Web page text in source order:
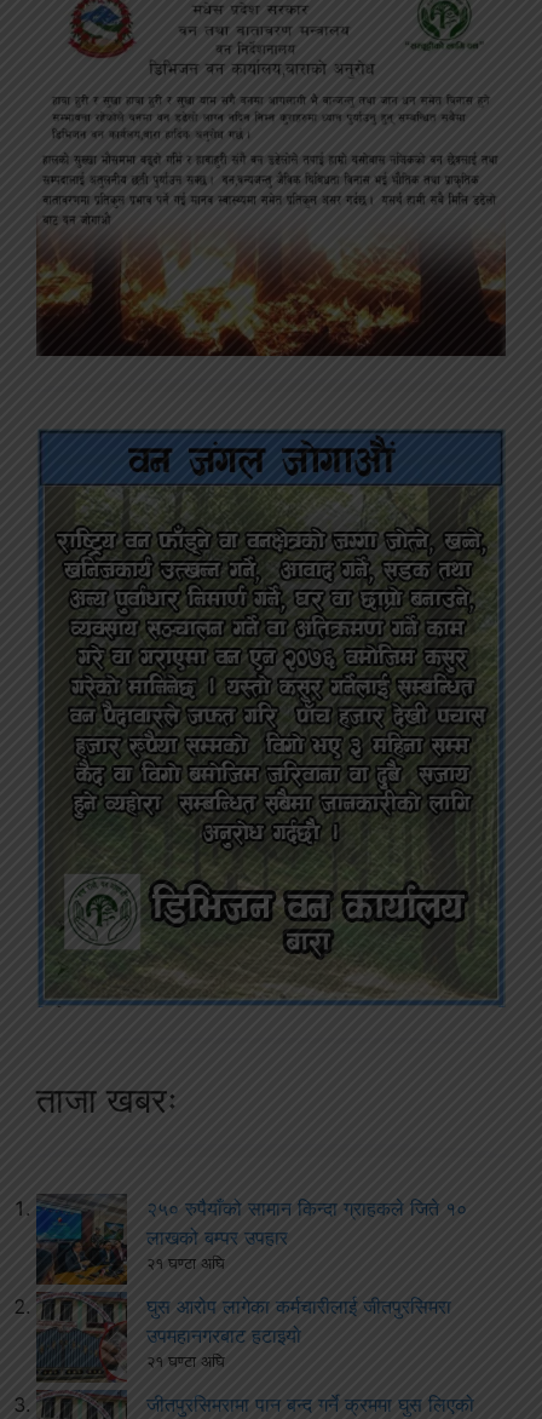
ताजा खबरः
२५० रुपैयाँको सामान किन्दा ग्राहकले जिते १०
लाखको बम्पर उपहार
२१ घण्टा अघि
घुस आरोप लागेका कर्मचारीलाई जीतपुरसिमरा
उपमहानगरबाट हटाइयो
२१ घण्टा अघि
जीतपुरसिमरामा पान बन्द गर्ने क्रममा घुस लिएको